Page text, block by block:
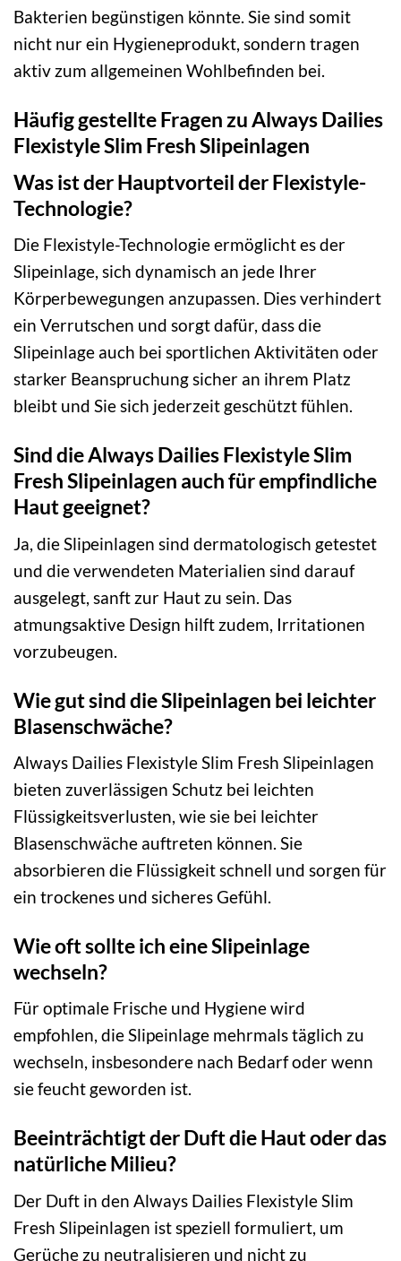
Bakterien begünstigen könnte. Sie sind somit
nicht nur ein Hygieneprodukt, sondern tragen
aktiv zum allgemeinen Wohlbefinden bei.
Häufig gestellte Fragen zu Always Dailies
Flexistyle Slim Fresh Slipeinlagen
Was ist der Hauptvorteil der Flexistyle-
Technologie?
Die Flexistyle-Technologie ermöglicht es der
Slipeinlage, sich dynamisch an jede Ihrer
Körperbewegungen anzupassen. Dies verhindert
ein Verrutschen und sorgt dafür, dass die
Slipeinlage auch bei sportlichen Aktivitäten oder
starker Beanspruchung sicher an ihrem Platz
bleibt und Sie sich jederzeit geschützt fühlen.
Sind die Always Dailies Flexistyle Slim
Fresh Slipeinlagen auch für empfindliche
Haut geeignet?
Ja, die Slipeinlagen sind dermatologisch getestet
und die verwendeten Materialien sind darauf
ausgelegt, sanft zur Haut zu sein. Das
atmungsaktive Design hilft zudem, Irritationen
vorzubeugen.
Wie gut sind die Slipeinlagen bei leichter
Blasenschwäche?
Always Dailies Flexistyle Slim Fresh Slipeinlagen
bieten zuverlässigen Schutz bei leichten
Flüssigkeitsverlusten, wie sie bei leichter
Blasenschwäche auftreten können. Sie
absorbieren die Flüssigkeit schnell und sorgen für
ein trockenes und sicheres Gefühl.
Wie oft sollte ich eine Slipeinlage
wechseln?
Für optimale Frische und Hygiene wird
empfohlen, die Slipeinlage mehrmals täglich zu
wechseln, insbesondere nach Bedarf oder wenn
sie feucht geworden ist.
Beeinträchtigt der Duft die Haut oder das
natürliche Milieu?
Der Duft in den Always Dailies Flexistyle Slim
Fresh Slipeinlagen ist speziell formuliert, um
Gerüche zu neutralisieren und nicht zu